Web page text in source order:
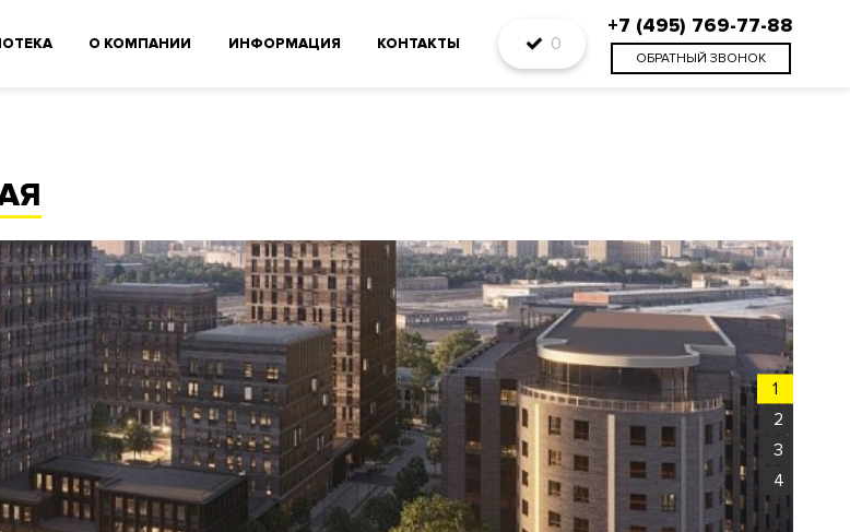
О КОМПАНИИ ИНФОРМАЦИЯ КОНТАКТЫ 0
+7 (495) 769-77-88
ОБРАТНЫЙ ЗВОНОК
1
2
3
4